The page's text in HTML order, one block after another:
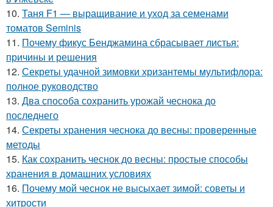
10. Таня F1 — выращивание и уход за семенами
томатов Seminis
11. Почему фикус Бенджамина сбрасывает листья:
причины и решения
12. Секреты удачной зимовки хризантемы мультифлора:
полное руководство
13. Два способа сохранить урожай чеснока до
последнего
14. Секреты хранения чеснока до весны: проверенные
методы
15. Как сохранить чеснок до весны: простые способы
хранения в домашних условиях
16. Почему мой чеснок не высыхает зимой: советы и
хитрости